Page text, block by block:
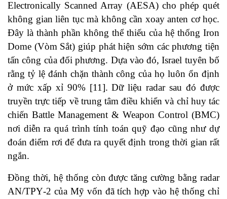
Electronically Scanned Array (AESA) cho phép quét
không gian liên tục mà không cần xoay anten cơ học.
Đây là thành phần không thể thiếu của hệ thống Iron
Dome (Vòm Sắt) giúp phát hiện sớm các phương tiện
tấn công của đối phương. Dựa vào đó, Israel tuyên bố
rằng tỷ lệ đánh chặn thành công của họ luôn ổn định
ở mức xấp xỉ 90% [11]. Dữ liệu radar sau đó được
truyền trực tiếp về trung tâm điều khiển và chỉ huy tác
chiến Battle Management & Weapon Control (BMC)
nơi diễn ra quá trình tính toán quỹ đạo cũng như dự
đoán điểm rơi để đưa ra quyết định trong thời gian rất
ngắn.
Đồng thời, hệ thống còn được tăng cường bằng radar
AN/TPY‑2 của Mỹ vốn đã tích hợp vào hệ thống chỉ